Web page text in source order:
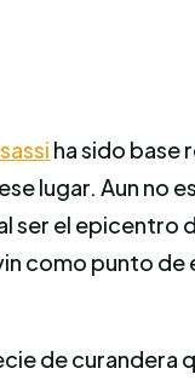
ha sido base
lugar. Aun no
el epicentro
como punto
de